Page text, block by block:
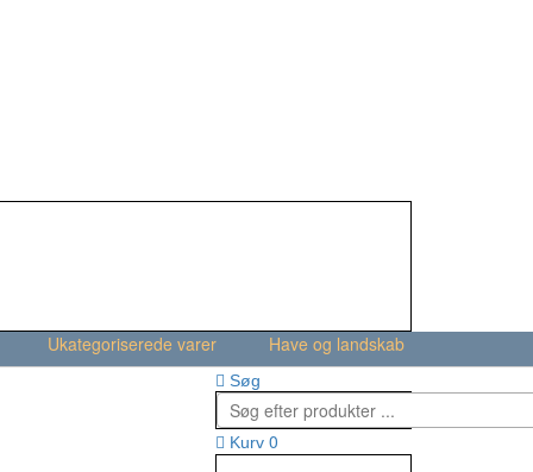
Ukategoriserede varer Have og landskab
Søg
Kurv 0